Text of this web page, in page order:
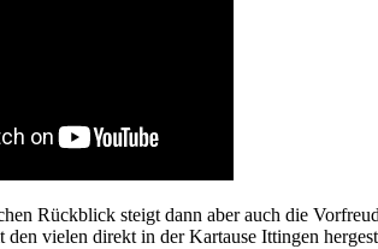
Rückblick steigt dann aber auch die
vielen direkt in der Kartause Ittingen